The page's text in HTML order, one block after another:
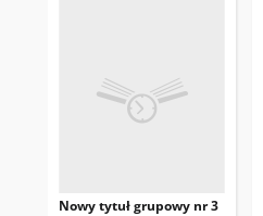
Nowy tytuł grupowy nr 3